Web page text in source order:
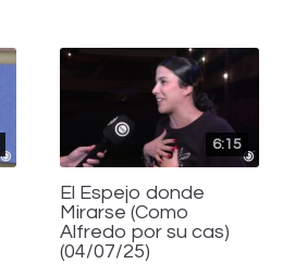
6:15
El Espejo donde
Mirarse (Como
Alfredo por su cas)
(04/07/25)